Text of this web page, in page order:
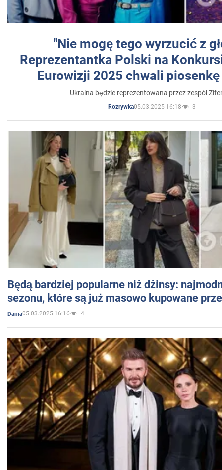
"Nie mogę tego wyrzucić z
Reprezentantka Polski na
Eurowizji 2025 chwali
Ukraina będzie reprezentowana przez zespół
Rozrywka05.03.2025 16:18 3
Będą bardziej popularne niż dżinsy:
sezonu, które są już masowo kupowane
Dama05.03.2025 16:16 4